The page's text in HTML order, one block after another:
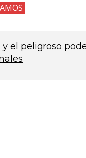
y el peligroso